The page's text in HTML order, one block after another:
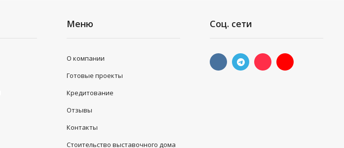
Меню
О компании
Готовые проекты
Кредитование
Отзывы
Контакты
Стоительство выставочного дома
Соц. сети